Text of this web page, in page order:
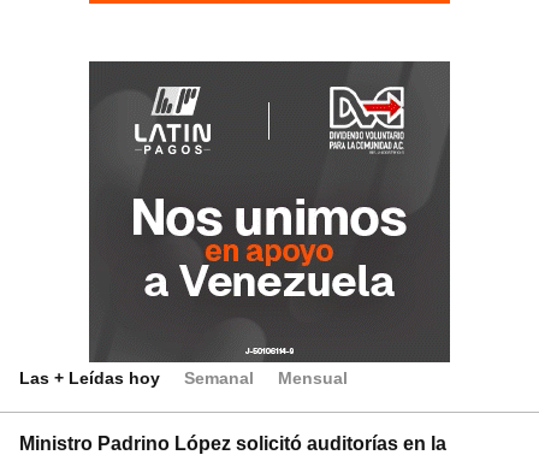
Las + Leídas hoy Semanal Mensual
Ministro Padrino López solicitó auditorías en la